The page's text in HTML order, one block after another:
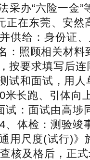
采办“六险一金
在东莞、安
供给：身份证
照顾相关材
按要求填写后
试和面试，用
长跑、引体
：面试由高
体检：测验
用尺度(试行)
核及格后，正